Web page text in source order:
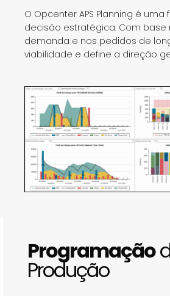
O Opcenter APS Planning é
decisão estratégica. Com base
demanda e nos pedidos de
viabilidade e define a direção
Programação
Produção